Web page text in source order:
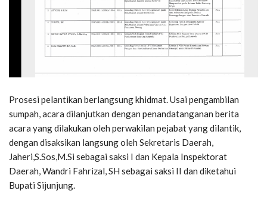
Prosesi pelantikan berlangsung khidmat. Usai pengambilan
sumpah, acara dilanjutkan dengan penandatanganan berita
acara yang dilakukan oleh perwakilan pejabat yang dilantik,
dengan disaksikan langsung oleh Sekretaris Daerah,
Jaheri,S.Sos,M.Si sebagai saksi I dan Kepala Inspektorat
Daerah, Wandri Fahrizal, SH sebagai saksi II dan diketahui
Bupati Sijunjung.